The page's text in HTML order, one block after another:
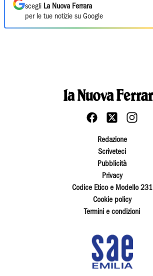
scegli La Nuova Ferrara
per le tue notizie su Google
Redazione
Scriveteci
Pubblicità
Privacy
Codice Etico e Modello 231
Cookie policy
Termini e condizioni